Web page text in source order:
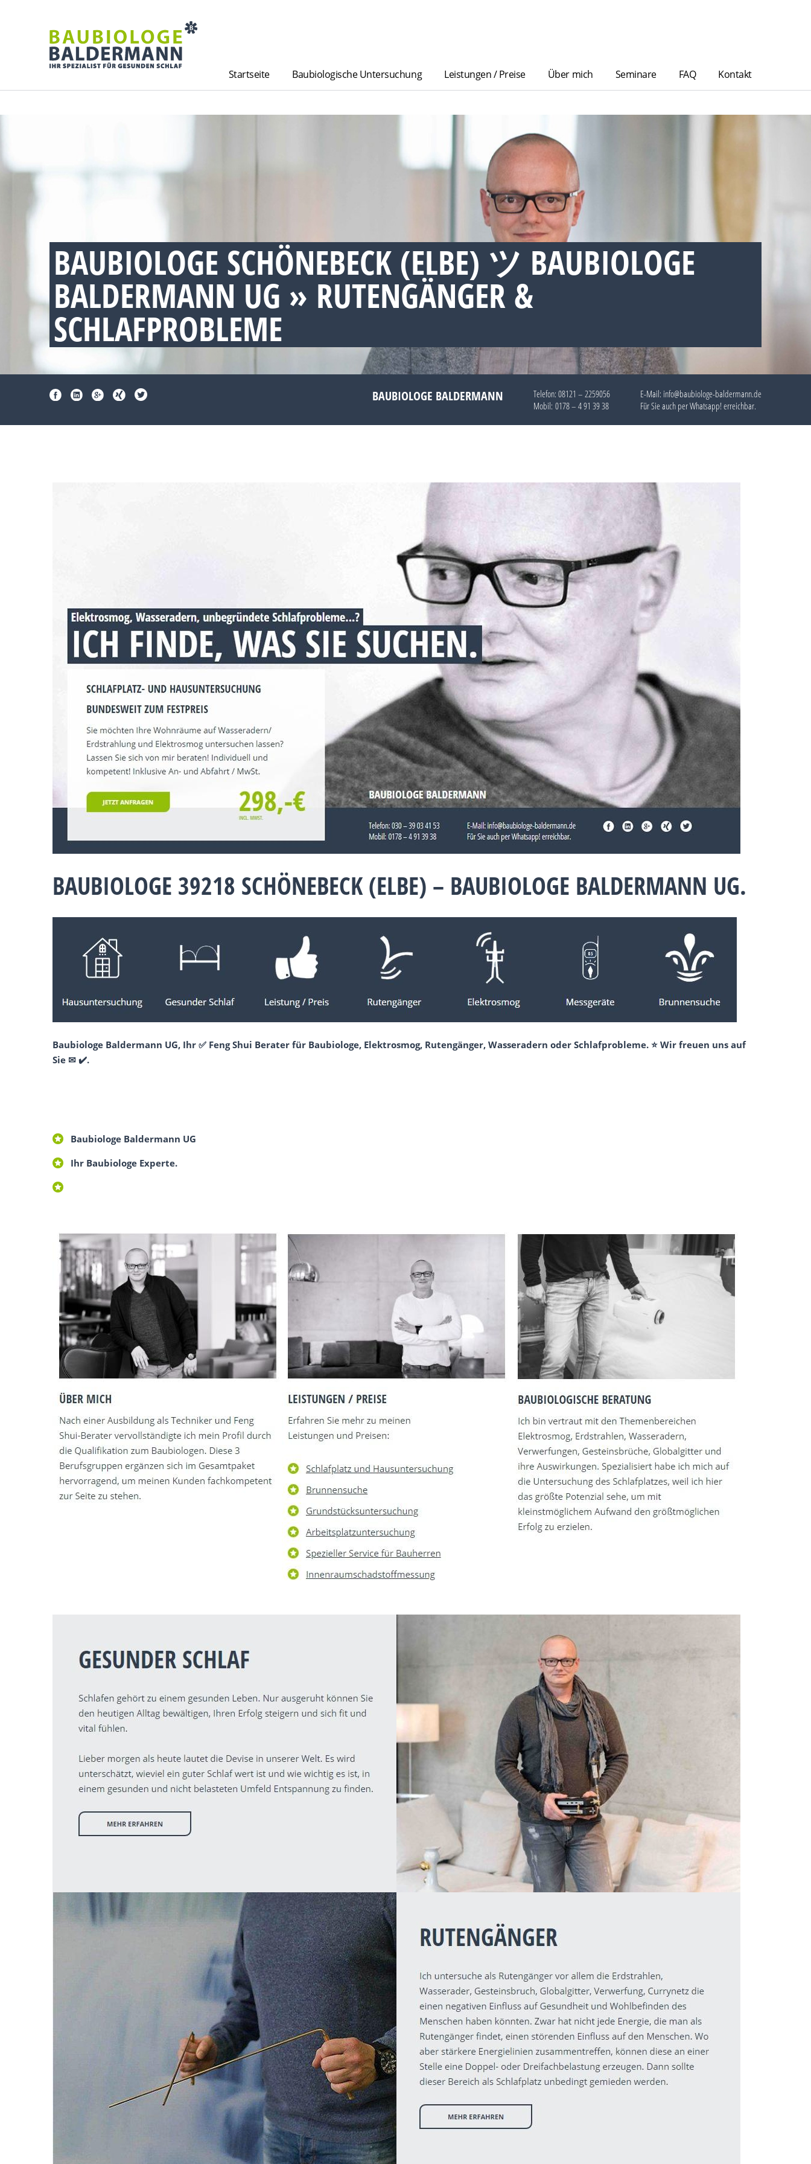
Startseite Baubiologische Untersuchung Leistungen / Preise Über mich Seminare FAQ Kontakt
BAUBIOLOGE SCHÖNEBECK (ELBE) ツ BAUBIOLOGE
BALDERMANN UG » RUTENGÄNGER &
SCHLAFPROBLEME
BAUBIOLOGE BALDERMANN Telefon: 08121 – 2259056
Mobil: 0178 – 4 91 39 38
E-Mail: info@baubiologe-baldermann.de
Für Sie auch perWhatsapp!erreichbar.
BAUBIOLOGE 39218 SCHÖNEBECK (ELBE) – BAUBIOLOGE BALDERMANN UG.
Baubiologe Baldermann UG, Ihr ✅ Feng Shui Berater für Baubiologe, Elektrosmog, Rutengänger, Wasseradern oder Schlafprobleme. ⭐ Wir freuen uns auf
Sie ✉ ✔️.
Baubiologe Baldermann UG
Ihr Baubiologe Experte.